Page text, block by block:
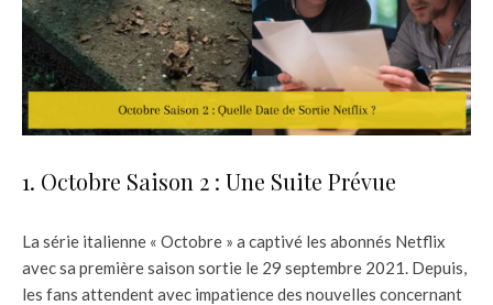
1. Octobre Saison 2 : Une Suite Prévue
La série italienne « Octobre » a captivé les abonnés Netflix
avec sa première saison sortie le 29 septembre 2021. Depuis,
les fans attendent avec impatience des nouvelles concernant